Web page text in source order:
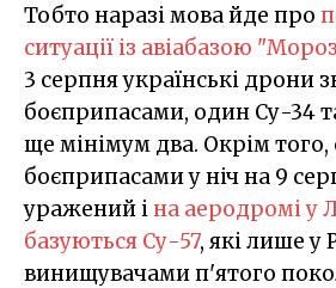
Тобто наразі мова йде про
ситуації із авіабазою
3 серпня українські дрони
боєприпасами, один Су-34
ще мінімум два. Окрім того,
боєприпасами у ніч на 9
уражений іна аеродромі у
базуються Су-57, які лише у
винищувачами п'ятого